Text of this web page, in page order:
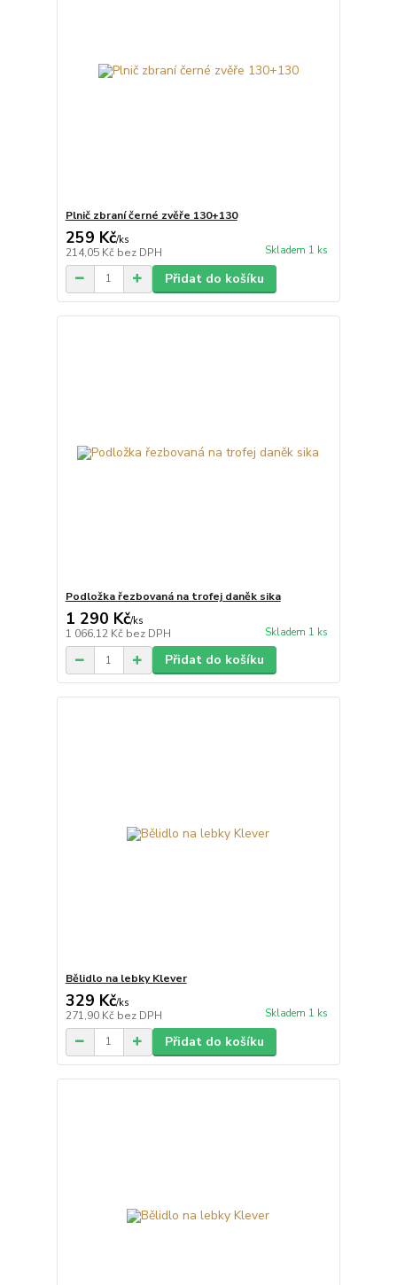
Plnič zbraní černé zvěře 130+130
259 Kč/ks
214,05 Kč bez DPH Skladem 1 ks
Přidat do košíku
Podložka řezbovaná na trofej daněk sika
1 290 Kč/ks
1 066,12 Kč bez DPH Skladem 1 ks
Přidat do košíku
Bělidlo na lebky Klever
329 Kč/ks
271,90 Kč bez DPH Skladem 1 ks
Přidat do košíku